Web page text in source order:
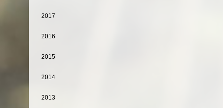
2017
2016
2015
2014
2013